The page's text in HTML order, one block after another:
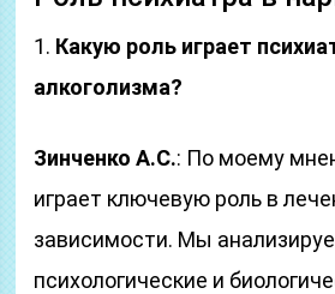
1. Какую роль играет
алкоголизма?
Зинченко А.С.: По моему
играет ключевую роль в
зависимости. Мы
психологические и